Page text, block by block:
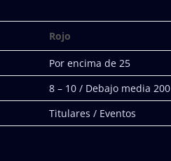
Rojo
Por encima de 25
8 – 10 / Debajo media 200
Titulares / Eventos